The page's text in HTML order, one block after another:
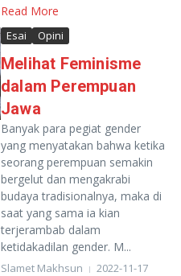
Read More
Esai Opini
Melihat Feminisme
dalam Perempuan
Jawa
Banyak para pegiat gender
yang menyatakan bahwa ketika
seorang perempuan semakin
bergelut dan mengakrabi
budaya tradisionalnya, maka di
saat yang sama ia kian
terjerambab dalam
ketidakadilan gender. M...
Slamet Makhsun 2022-11-17